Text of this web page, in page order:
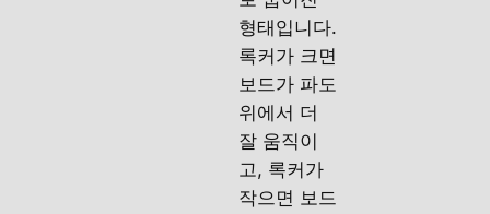
형태입니다.
록커가 크면
보드가 파도
위에서 더
잘 움직이
고, 록커가
작으면 보드